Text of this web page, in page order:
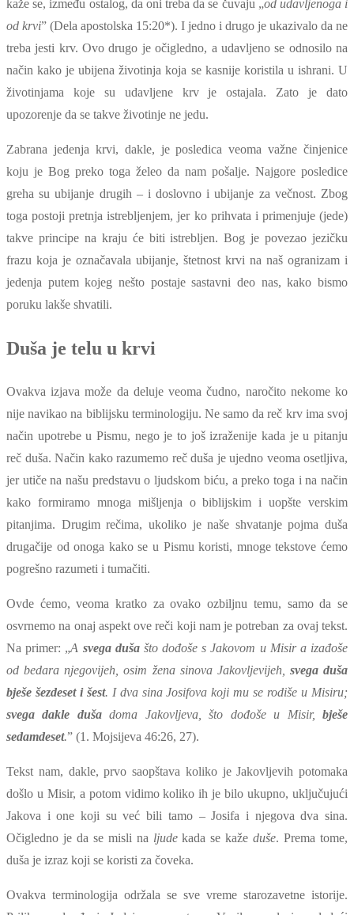
kaže se, između ostalog, da oni treba da se čuvaju „od udavljenoga i
od krvi” (Dela apostolska 15:20*). I jedno i drugo je ukazivalo da ne
treba jesti krv. Ovo drugo je očigledno, a udavljeno se odnosilo na
način kako je ubijena životinja koja se kasnije koristila u ishrani. U
životinjama koje su udavljene krv je ostajala. Zato je dato
upozorenje da se takve životinje ne jedu.
Zabrana jedenja krvi, dakle, je posledica veoma važne činjenice
koju je Bog preko toga želeo da nam pošalje. Najgore posledice
greha su ubijanje drugih – i doslovno i ubijanje za večnost. Zbog
toga postoji pretnja istrebljenjem, jer ko prihvata i primenjuje (jede)
takve principe na kraju će biti istrebljen. Bog je povezao jezičku
frazu koja je označavala ubijanje, štetnost krvi na naš ogranizam i
jedenja putem kojeg nešto postaje sastavni deo nas, kako bismo
poruku lakše shvatili.
Duša je telu u krvi
Ovakva izjava može da deluje veoma čudno, naročito nekome ko
nije navikao na biblijsku terminologiju. Ne samo da reč krv ima svoj
način upotrebe u Pismu, nego je to još izraženije kada je u pitanju
reč duša. Način kako razumemo reč duša je ujedno veoma osetljiva,
jer utiče na našu predstavu o ljudskom biću, a preko toga i na način
kako formiramo mnoga mišljenja o biblijskim i uopšte verskim
pitanjima. Drugim rečima, ukoliko je naše shvatanje pojma duša
drugačije od onoga kako se u Pismu koristi, mnoge tekstove ćemo
pogrešno razumeti i tumačiti.
Ovde ćemo, veoma kratko za ovako ozbiljnu temu, samo da se
osvrnemo na onaj aspekt ove reči koji nam je potreban za ovaj tekst.
Na primer: „A svega dušašto dođoše s Jakovom u Misir a izađoše
od bedara njegovijeh, osim žena sinova Jakovljevijeh, svega duša
bješe šezdeset i šest. I dva sina Josifova koji mu se rodiše u Misiru;
svega dakle dušadoma Jakovljeva, što dođoše u Misir,bješe
sedamdeset.” (1. Mojsijeva 46:26, 27).
Tekst nam, dakle, prvo saopštava koliko je Jakovljevih potomaka
došlo u Misir, a potom vidimo koliko ih je bilo ukupno, uključujući
Jakova i one koji su već bili tamo – Josifa i njegova dva sina.
Očigledno je da se misli na ljudekada se kažeduše. Prema tome,
duša je izraz koji se koristi za čoveka.
Ovakva terminologija održala se sve vreme starozavetne istorije.